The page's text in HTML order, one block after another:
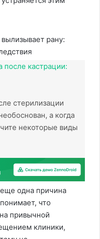
после кастрации:
стерилизации
а когда
некоторые виды
одна причина
что
привычной
клиники,